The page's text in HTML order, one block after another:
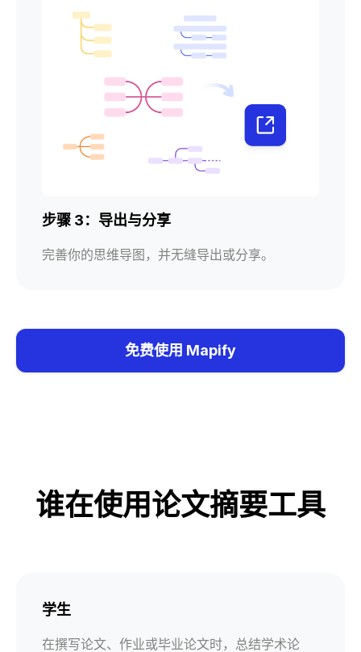
步骤 3：导出与分享
完善你的思维导图，并无缝导出或分享。
免费使用 Mapify
谁在使用论文摘要工具
学生
在撰写论文、作业或毕业论文时，总结学术论